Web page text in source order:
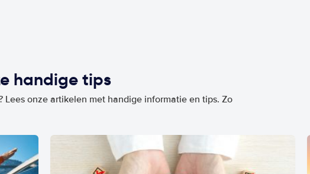
handige tips
onze artikelen met handige informatie en tips. Zo